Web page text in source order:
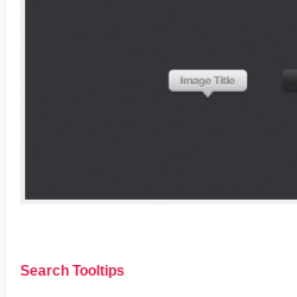
Search Tooltips